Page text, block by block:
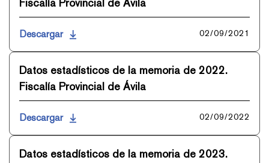
Fiscalía Provincial de Ávila
Descargar 02/09/2021
Datos estadísticos de la memoria de 2022.
Fiscalía Provincial de Ávila
Descargar 02/09/2022
Datos estadísticos de la memoria de 2023.